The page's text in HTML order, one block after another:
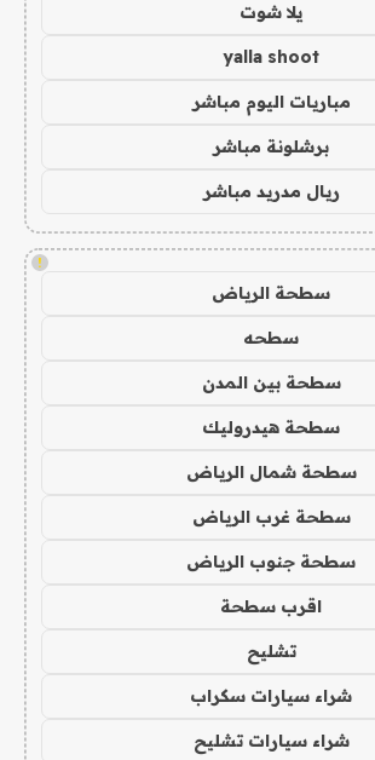
يلا شوت
yalla shoot
مباريات اليوم مباشر
برشلونة مباشر
ريال مدريد مباشر
!
سطحة الرياض
سطحه
سطحة بين المدن
سطحة هيدروليك
سطحة شمال الرياض
سطحة غرب الرياض
سطحة جنوب الرياض
اقرب سطحة
تشليح
شراء سيارات سكراب
شراء سيارات تشليح